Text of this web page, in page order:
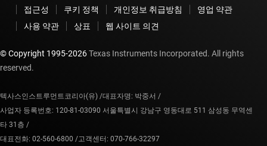
접근성 쿠키 정책 개인정보 취급방침
영업 약관
사용 약관
상표 웹 사이트 의견
© Copyright 1995-2026Texas Instruments Incorporated. All rights
reserved.
텍사스인스트루먼트코리아(유) /대표자명: 박중서 /
사업자 등록번호: 120-81-03090 서울특별시 강남구 영동대로 511 삼성동 무역센
타 31층 /
대표전화: 02-560-6800 /고객센터: 070-766-32297